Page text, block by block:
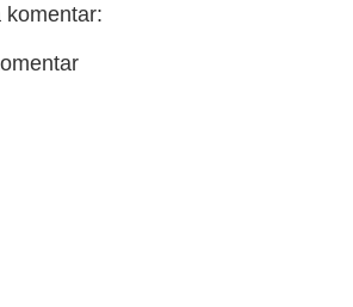
komentar: